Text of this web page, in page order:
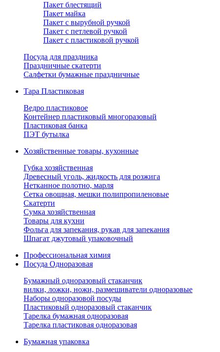
Пакет блестящий
Пакет майка
Пакет с вырубной ручкой
Пакет с петлевой ручкой
Пакет с пластиковой ручкой
Посуда для праздника
Праздничные скатерти
Салфетки бумажные праздничные
Тара Пластиковая
Ведро пластиковое
Контейнер пластиковый многоразовый
Пластиковая банка
ПЭТ бутылка
Хозяйственные товары, кухонные
Губка хозяйственная
Древесный уголь, жидкость для розжига
Нетканное полотно, марля
Сетка овощная, мешки полипропиленовые
Скатерти
Сумка хозяйственная
Товары для кухни
Фольга для запекания, рукав для запекания
Шпагат джутовый упаковочный
Профессиональная химия
Посуда Одноразовая
Бумажный одноразовый стаканчик
вилки, ложки, ножи, размешиватели одноразовые
Наборы одноразовой посуды
Пластиковый одноразовый стаканчик
Тарелка бумажная одноразовая
Тарелка пластиковая одноразовая
Бумажная упаковка